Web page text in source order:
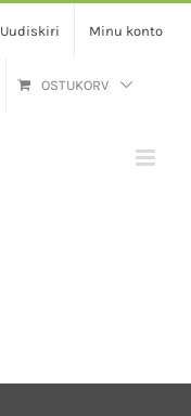
Uudiskiri Minu konto
OSTUKORV